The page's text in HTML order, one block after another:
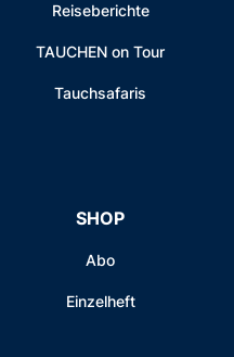
Reiseberichte
TAUCHEN on Tour
Tauchsafaris
SHOP
Abo
Einzelheft